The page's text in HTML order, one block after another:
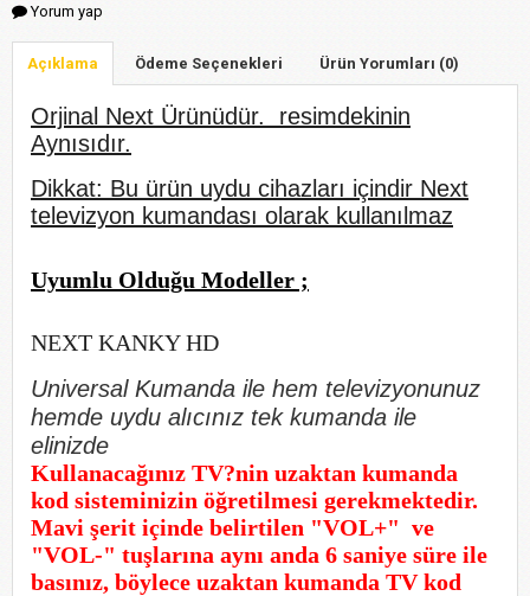
Yorum yap
Açıklama Ödeme Seçenekleri Ürün Yorumları (0)
Orjinal Next Ürünüdür. resimdekinin
Aynısıdır.
Dikkat: Bu ürün uydu cihazları içindir Next
televizyon kumandası olarak kullanılmaz
Uyumlu Olduğu Modeller ;
NEXT KANKY HD
Universal Kumanda ile hem televizyonunuz
hemde uydu alıcınız tek kumanda ile
elinizde
Kullanacağınız TV?nin uzaktan kumanda
kod sisteminizin öğretilmesi gerekmektedir.
Mavi şerit içinde belirtilen "VOL+" ve
"VOL-" tuşlarına aynı anda 6 saniye süre ile
basınız, böylece uzaktan kumanda TV kod